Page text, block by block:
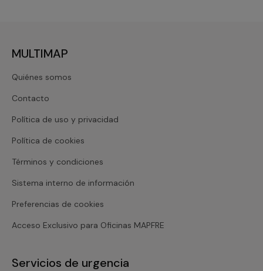
MULTIMAP
Quiénes somos
Contacto
Política de uso y privacidad
Política de cookies
Términos y condiciones
Sistema interno de información
Preferencias de cookies
Acceso Exclusivo para Oficinas MAPFRE
Servicios de urgencia